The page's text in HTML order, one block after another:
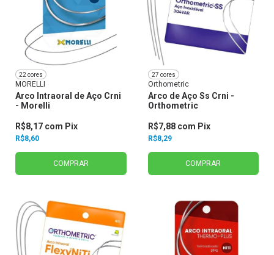
22 cores
MORELLI
Arco Intraoral de Aço Crni
- Morelli
R$8,60
R$8,17 com Pix
COMPRAR
27 cores
Orthometric
Arco de Aço Ss Crni -
Orthometric
R$8,29
R$7,88 com Pix
COMPRAR